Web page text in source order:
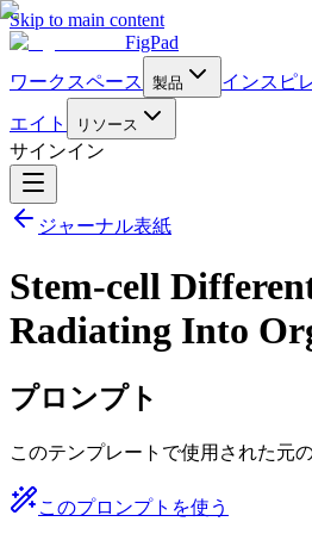
Skip to main content
FigPad
ワークスペース
製品 インスピ
エイト リソース
サインイン
ジャーナル表紙
Stem-cell
Radiating Into
プロンプト
このテンプレートで使用された元
このプロンプトを使う